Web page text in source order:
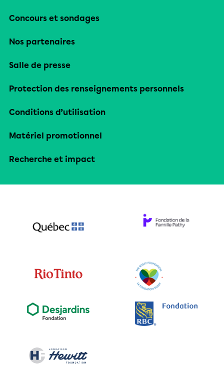
Concours et sondages
Nos partenaires
Salle de presse
Protection des renseignements personnels
Conditions d’utilisation
Matériel promotionnel
Recherche et impact